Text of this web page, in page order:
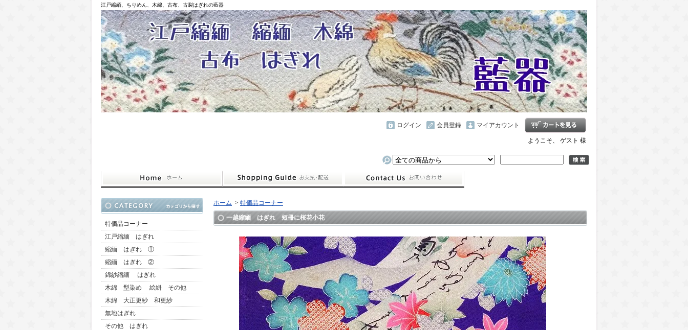
江戸縮緬、ちりめん、木綿、古布、古裂はぎれの藍器
マイアカウント
会員登録
ログイン
ようこそ、 ゲスト 様
特価品コーナー
江戸縮緬 はぎれ
縮緬 はぎれ ①
縮緬 はぎれ ②
錦紗縮緬 はぎれ
木綿 型染め 絵絣 その他
木綿 大正更紗 和更紗
無地はぎれ
その他 はぎれ
ホーム > 特価品コーナー
一越縮緬 はぎれ 短冊に桜花小花